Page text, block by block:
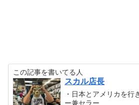
この記事を書いてる人
スカル店長
・日本とアメリカを行
ー兼セラー